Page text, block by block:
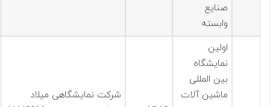
صنايع
وابسته
اولین
نمایشگاه
بین المللی
ماشین آلات
شرکت نمایشگاهی میلاد